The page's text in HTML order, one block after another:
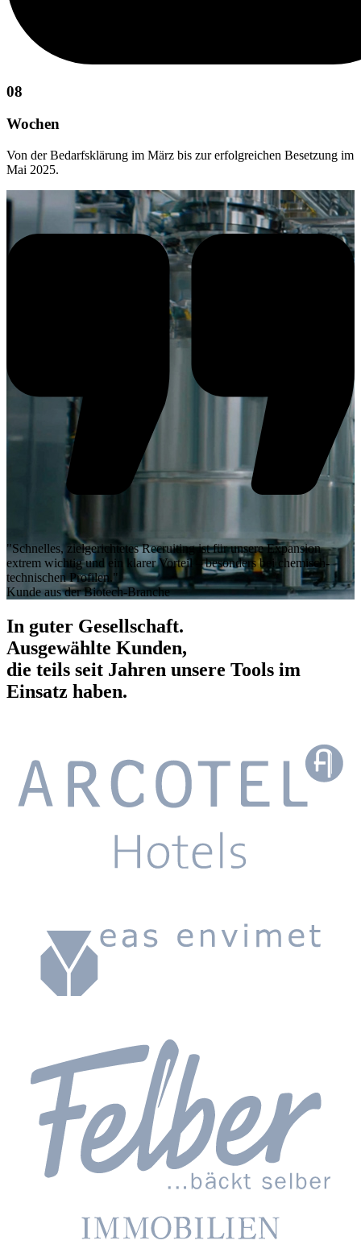
08
Wochen
Von der Bedarfsklärung im März bis zur erfolgreichen Besetzung im
Mai 2025.
"Schnelles, zielgerichtetes Recruiting ist für unsere Expansion
extrem wichtig und ein klarer Vorteil – besonders bei chemisch-
technischen Profilen."
Kunde aus der Biotech-Branche
In guter Gesellschaft.
Ausgewählte Kunden,
die teils seit Jahren unsere Tools im
Einsatz haben.